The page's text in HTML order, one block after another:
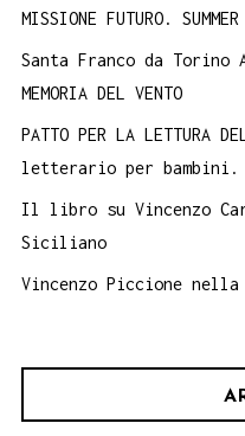
MISSIONE FUTURO.
Santa Franco da Torino A
MEMORIA DEL VENTO
PATTO PER LA LETTURA
letterario per bambini.
Il libro su Vincenzo
Siciliano
Vincenzo Piccione nella